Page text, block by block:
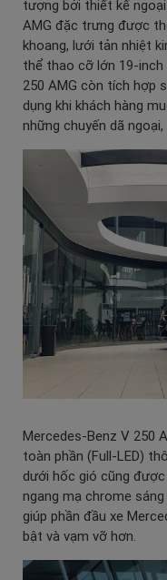
tượng bởi thiết kế
AMG đặc trưng được
khoang, lưới tản nhiệt
thể thao cỡ lớn 19-inch
250 AMG còn tích hợp
dụng khi khách hàng
những chuyến dã ngoại,
Mercedes-Benz V 250
toàn phần (Full-LED)
dưới hốc gió cũng
ngang mạ chrome
giúp phần đầu xe
bật và vạm vỡ hơn.